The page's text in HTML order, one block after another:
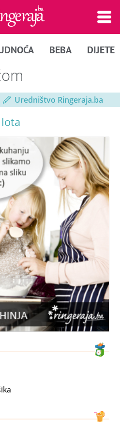
BEBA DIJETE
Uredništvo Ringeraja.ba